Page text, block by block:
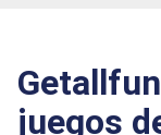
juegos